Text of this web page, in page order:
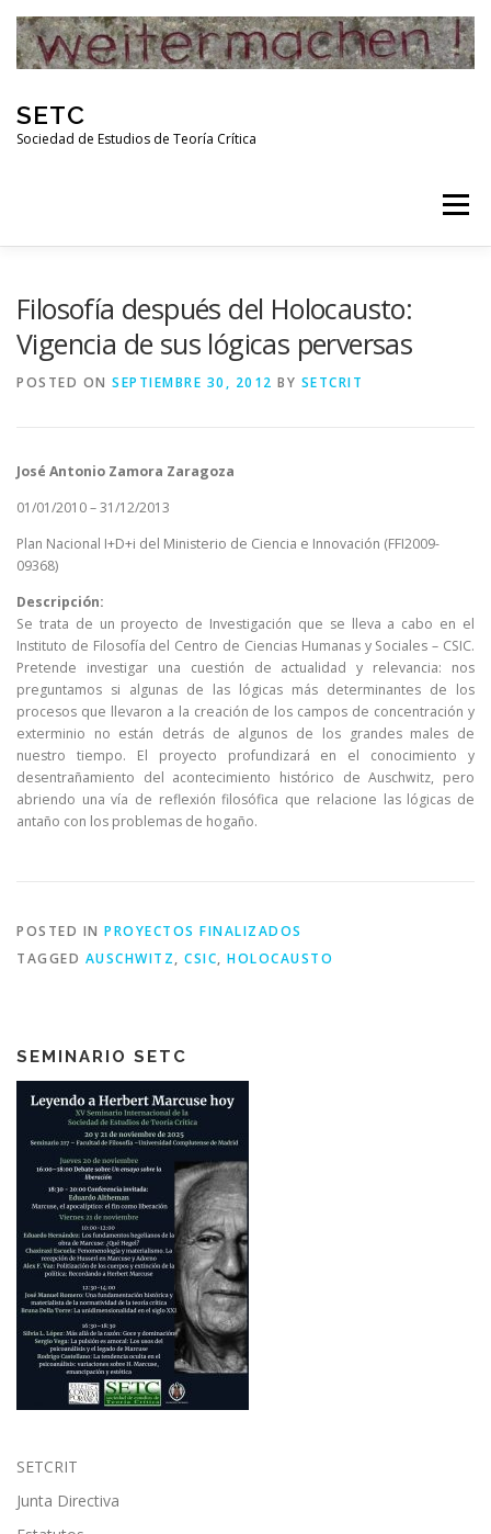
content
SETC
Sociedad de Estudios de Teoría Crítica
Menu
Filosofía después del Holocausto:
Vigencia de sus lógicas perversas
POSTED ON SEPTIEMBRE 30, 2012 BY SETCRIT
José Antonio Zamora Zaragoza
01/01/2010 – 31/12/2013
Plan Nacional I+D+i del Ministerio de Ciencia e Innovación (FFI2009-
09368)
Descripción:
Se trata de un proyecto de Investigación que se lleva a cabo en el
Instituto de Filosofía del Centro de Ciencias Humanas y Sociales – CSIC.
Pretende investigar una cuestión de actualidad y relevancia: nos
preguntamos si algunas de las lógicas más determinantes de los
procesos que llevaron a la creación de los campos de concentración y
exterminio no están detrás de algunos de los grandes males de
nuestro tiempo. El proyecto profundizará en el conocimiento y
desentrañamiento del acontecimiento histórico de Auschwitz, pero
abriendo una vía de reflexión filosófica que relacione las lógicas de
antaño con los problemas de hogaño.
POSTED IN PROYECTOS FINALIZADOS
TAGGED AUSCHWITZ, CSIC, HOLOCAUSTO
SEMINARIO SETC
SETCRIT
Junta Directiva